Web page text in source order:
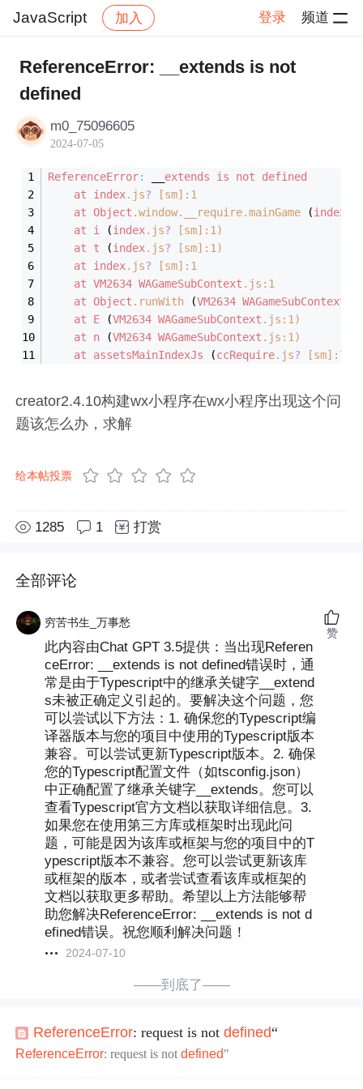
JavaScript 加入 登录 频道
社区 JavaScript
ReferenceError: __extends is not
defined
m0_75096605
2024-07-05
ReferenceError: extends is not
defined
at
index. js? [sm] : 1
at Object .window.__require.mainGame (index
at
i (index. js? [sm] : 1 )
at
t (index. js? [sm] : 1 )
at
index. js? [sm] : 1
at VM2634 WAGameSubContext . js :1
at Object .runWith (VM2634 WAGameSubContext
at
E (VM2634 WAGameSubContext . js :1)
at
n (VM2634 WAGameSubContext . js :1)
at
assetsMainIndexJs (ccRequire. js? [sm] : 7
creator2.4.10构建wx小程序在wx小程序出现这个问
题该怎么办，求解
给本帖投票
1285 1 打赏
全部评论
穷苦书生_万事愁
此内容由Chat GPT 3.5提供：当出现Referen
ceError: __extends is not defined错误时，通
常是由于Typescript中的继承关键字__extend
s未被正确定义引起的。要解决这个问题，您
可以尝试以下方法：1. 确保您的Typescript编
译器版本与您的项目中使用的Typescript版本
兼容。可以尝试更新Typescript版本。2. 确保
您的Typescript配置文件（如tsconfig.json）
中正确配置了继承关键字__extends。您可以
查看Typescript官方文档以获取详细信息。3.
如果您在使用第三方库或框架时出现此问
题，可能是因为该库或框架与您的项目中的T
ypescript版本不兼容。您可以尝试更新该库
或框架的版本，或者尝试查看该库或框架的
文档以获取更多帮助。希望以上方法能够帮
助您解决ReferenceError: __extends is not d
efined错误。祝您顺利解决问题！
2024-07-10
赞
——到底了——
ReferenceError: request is notdefined“
ReferenceError: request is notdefined"